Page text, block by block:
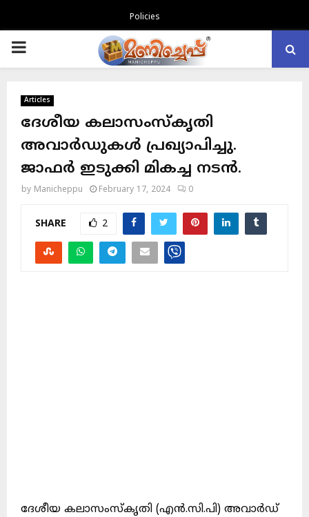
Policies
PRIMARY
Articles
ദേശീയ കലാസംസ്കൃതി
അവാർഡുകൾ പ്രഖ്യാപിച്ചു.
ജാഫർ ഇടുക്കി മികച്ച നടൻ.
by Manicheppu February 17, 2024 0
SHARE 2
ദേശീയ കലാസംസ്കൃതി (എൻ.സി.പി) അവാർഡ്